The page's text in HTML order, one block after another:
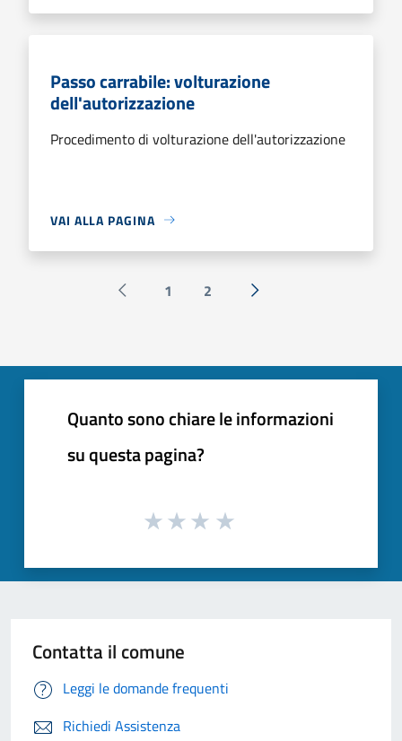
Passo carrabile: volturazione
dell'autorizzazione
Procedimento di volturazione dell'autorizzazione
VAI ALLA PAGINA
Pagina precedente
1 2 Successiva »
Quanto sono chiare le informazioni
su questa pagina?
Contatta il comune
Leggi le domande frequenti
Richiedi Assistenza